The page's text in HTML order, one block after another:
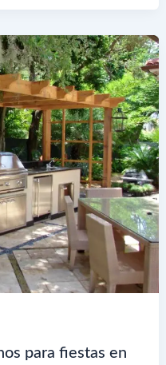
para fiestas en